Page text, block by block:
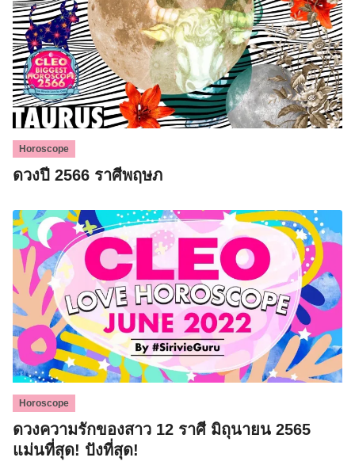
Horoscope
ดวงปี 2566 ราศีพฤษภ
Horoscope
ดวงความรักของสาว 12 ราศี มิถุนายน 2565
แม่นที่สุด! ปังที่สุด!